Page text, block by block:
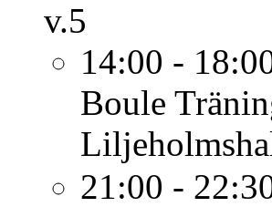
v.5
14:00 -
Boule
21:00 -